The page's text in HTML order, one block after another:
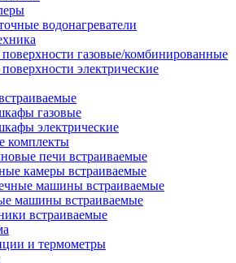
Электрические грелки
видео техника
Аксессуары для аудио-видео техники
Кабели для аудио и видео
Кронштейны для акустики
Магнитолы
Музыкальные центры
Диктофоны
Домашние кинотеатры
Игровые приставки и аксессуары
Аксессуары к игровым
Музыкальные инструменты
Аксессуары эми
Ди-джейское оборудование
Плееры blu-ray и dvd
водонагреватели
газовые/комбинированные
электрические
газовые
электрические
комплекты
печи встраиваемые
камеры встраиваемые
машины встраиваемые
машины встраиваемые
встраиваемые
и термометры